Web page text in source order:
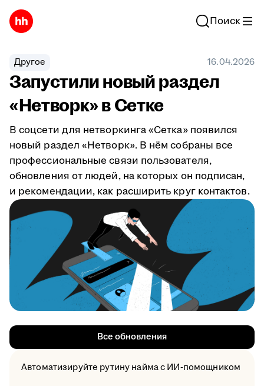
Поиск
Другое 16.04.2026
Запустили новый раздел
«Нетворк» в Сетке
В соцсети для нетворкинга «Сетка» появился
новый раздел «Нетворк». В нём собраны все
профессиональные связи пользователя,
обновления от людей, на которых он подписан,
и рекомендации, как расширить круг контактов.
Все обновления
Автоматизируйте рутину найма с ИИ-помощником